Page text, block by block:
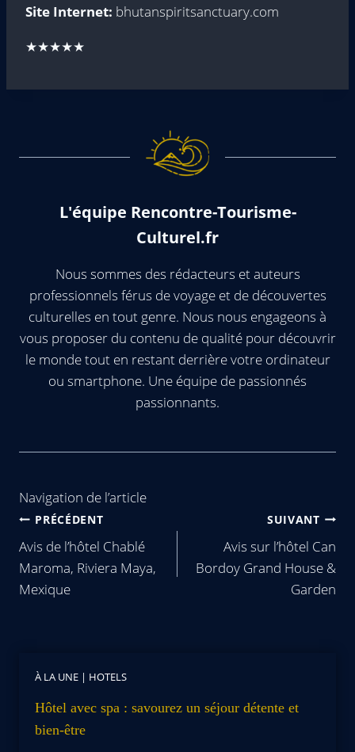
Site Internet: bhutanspiritsanctuary.com
★★★★★
L'équipe Rencontre-Tourisme-
Culturel.fr
Nous sommes des rédacteurs et auteurs
professionnels férus de voyage et de découvertes
culturelles en tout genre. Nous nous engageons à
vous proposer du contenu de qualité pour découvrir
le monde tout en restant derrière votre ordinateur
ou smartphone. Une équipe de passionnés
passionnants.
Navigation de l’article
PRÉCÉDENT
Avis de l’hôtel Chablé
Maroma, Riviera Maya,
Mexique
SUIVANT
Avis sur l’hôtel Can
Bordoy Grand House &
Garden
À LA UNE | HOTELS
Hôtel avec spa : savourez un séjour détente et
bien-être